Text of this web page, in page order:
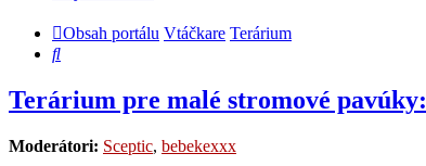
Obsah portálu Vtáčkare Terárium
Hľadať
Terárium pre malé stromové pavúky:
Moderátori: Sceptic, bebekexxx